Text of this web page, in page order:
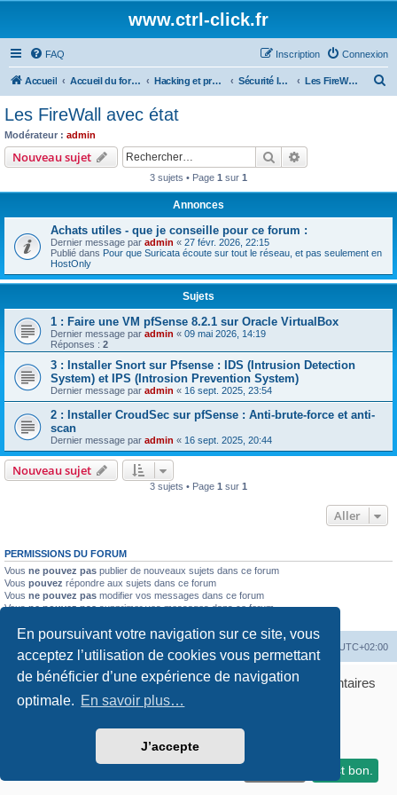
En poursuivant votre navigation sur ce site, vous
acceptez l’utilisation de cookies vous permettant
de bénéficier d’une expérience de navigation
optimale. En savoir plus…
J’accepte
www.ctrl-click.fr
FAQ Connexion
Inscription
Accueil Accueil du forum Hacking et programmation Sécurité Informatique Les FireWall avec état
Les FireWall avec état
Modérateur : admin
Nouveau sujet Rechercher
3 sujets • Page 1 sur 1
Annonces
Achats utiles - que je conseille pour ce forum :
Dernier message par admin « 27 févr. 2026, 22:15
Publié dans Pour que Suricata écoute sur tout le réseau, et pas seulement en
HostOnly
Sujets
1 : Faire une VM pfSense 8.2.1 sur Oracle VirtualBox
Dernier message par admin « 09 mai 2026, 14:19
Réponses : 2
3 : Installer Snort sur Pfsense : IDS (Intrusion Detection
System) et IPS (Introsion Prevention System)
Dernier message par admin « 16 sept. 2025, 23:54
2 : Installer CroudSec sur pfSense : Anti-brute-force et anti-
scan
Dernier message par admin « 16 sept. 2025, 20:44
Nouveau sujet
3 sujets • Page 1 sur 1
Aller
PERMISSIONS DU FORUM
Vous ne pouvez pas publier de nouveaux sujets dans ce forum
Vous pouvez répondre aux sujets dans ce forum
Vous ne pouvez pas modifier vos messages dans ce forum
Vousne pouvez passupprimer vos messages dans ce forum
UTC+02:00
Développé parphpBB® Forum Software © phpBB Limited
Traduction française officielle
Confidentialité
Certains liens sur ce site sont des liens affilies Amazon. En savoir plus
Bonjour ! Pourrions-nous activer des services supplémentaires
pourMarketing / affiliation, Statistiques, Sécurité &
consentement plus tard.
C'est bon.